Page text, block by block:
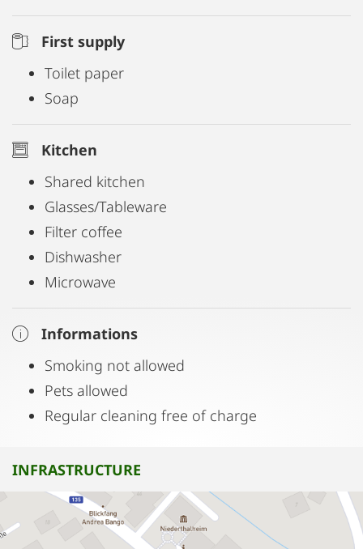
First supply
Toilet paper
Soap
Kitchen
Shared kitchen
Glasses/Tableware
Filter coffee
Dishwasher
Microwave
Informations
Smoking not allowed
Pets allowed
Regular cleaning free of charge
INFRASTRUCTURE